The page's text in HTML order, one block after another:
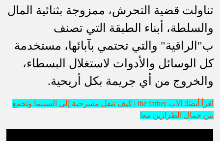
تناولت قضية التحرش، ممزوجة بثنائية المال
والسلطة، أبناء الطبقة التي تصنف
ب"الراقية" والتي تحتمي بآبائها، مستخدمة
كل الوسائل والأدوات لاستغلال البسطاء،
والخروج من أي جريمة بكل أريحية.
اقرأ أيضًا: الأب the father | كيف تنقل مسرحية إلى السينما وتجمع
بين جمال الطرازين معا